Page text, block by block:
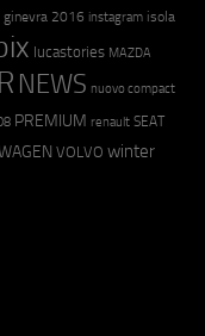
ginevra 2016 instagram isola
lucastories MAZDA
NEWS nuovo compact
PREMIUM renault SEAT
VOLVO winter